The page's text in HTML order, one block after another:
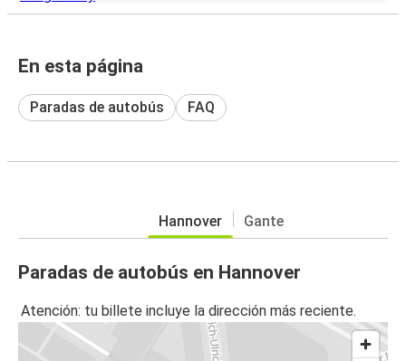
En esta página
Paradas de autobús FAQ
Hannover Gante
Paradas de autobús en Hannover
Atención: tu billete incluye la dirección más reciente.